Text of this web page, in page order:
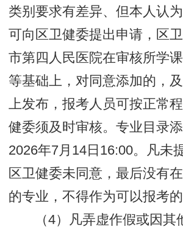
类别要求有差异、但本人认
可向区卫健委提出申请，区
市第四人民医院在审核所学
等基础上，对同意添加的，
上发布，报考人员可按正常
健委须及时审核。专业目录
2026年7月14日16:00。凡未
区卫健委未同意，最后没有
的专业，不得作为可以报考的
（4）凡弄虚作假或因其